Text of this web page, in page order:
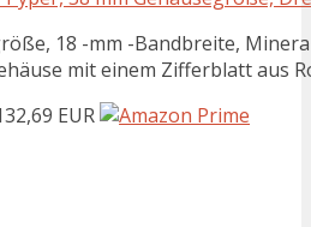
18 -mm -Bandbreite,
mit einem Zifferblatt aus
EUR